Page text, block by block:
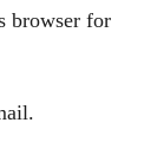
browser for